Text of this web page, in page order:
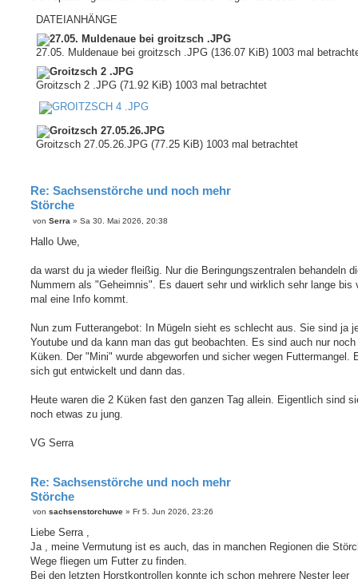
DATEIANHÄNGE
27.05. Muldenaue bei groitzsch .JPG (136.07 KiB) 1003 mal
Groitzsch 2 .JPG (71.92 KiB) 1003 mal betrachtet
Groitzsch 27.05.26.JPG (77.25 KiB) 1003 mal betrachtet
Re: Sachsenstörche und noch mehr
Störche
B
a
von Serra » Sa 30. Mai 2026, 20:38
Hallo Uwe,
da warst du ja wieder fleißig. Nur die Beringungszentralen behandeln
Nummern als "Geheimnis". Es dauert sehr und wirklich sehr lange bis
mal eine Info kommt.
Nun zum Futterangebot: In Mügeln sieht es schlecht aus. Sie sind ja
Youtube und da kann man das gut beobachten. Es sind auch nur noch
Küken. Der "Mini" wurde abgeworfen und sicher wegen Futtermangel.
sich gut entwickelt und dann das.
Heute waren die 2 Küken fast den ganzen Tag allein. Eigentlich sind
noch etwas zu jung.
VG Serra
Re: Sachsenstörche und noch mehr
Störche
B
r
a
von sachsenstorchuwe » Fr 5. Jun 2026, 23:26
Liebe Serra ,
Ja , meine Vermutung ist es auch, das in manchen Regionen die
Wege fliegen um Futter zu finden.
Bei den letzten Horstkontrollen konnte ich schon mehrere Nester leer